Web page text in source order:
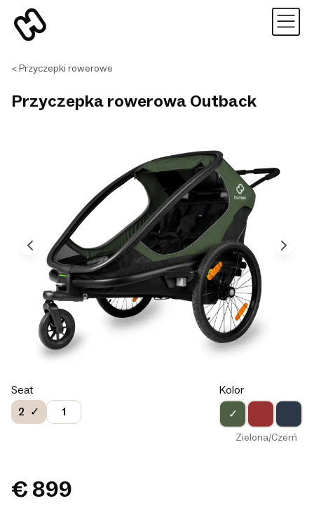
Przyczepki rowerowe
Przyczepka rowerowa Outback
Seat
2
1
Kolor
✓
Zielona/Czerń
€ 899